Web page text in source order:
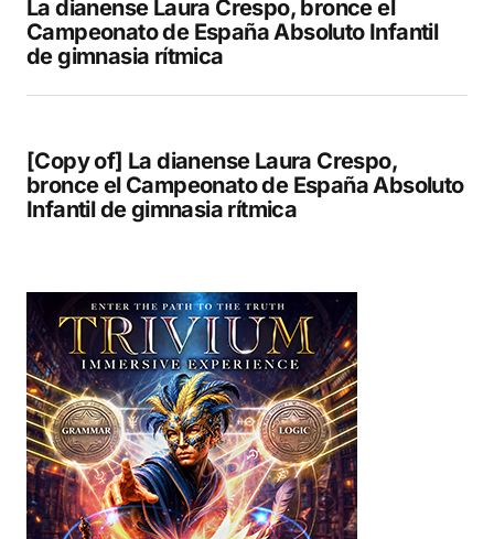
La dianense Laura Crespo, bronce el
Campeonato de España Absoluto Infantil
de gimnasia rítmica
[Copy of] La dianense Laura Crespo,
bronce el Campeonato de España Absoluto
Infantil de gimnasia rítmica